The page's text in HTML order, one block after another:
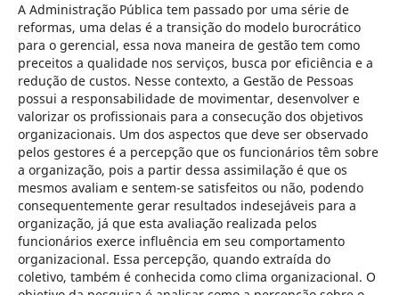
A Administração Pública tem passado por uma série de
reformas, uma delas é a transição do modelo burocrático
para o gerencial, essa nova maneira de gestão tem como
preceitos a qualidade nos serviços, busca por eficiência e a
redução de custos. Nesse contexto, a Gestão de Pessoas
possui a responsabilidade de movimentar, desenvolver e
valorizar os profissionais para a consecução dos objetivos
organizacionais. Um dos aspectos que deve ser observado
pelos gestores é a percepção que os funcionários têm sobre
a organização, pois a partir dessa assimilação é que os
mesmos avaliam e sentem-se satisfeitos ou não, podendo
consequentemente gerar resultados indesejáveis para a
organização, já que esta avaliação realizada pelos
funcionários exerce influência em seu comportamento
organizacional. Essa percepção, quando extraída do
coletivo, também é conhecida como clima organizacional. O